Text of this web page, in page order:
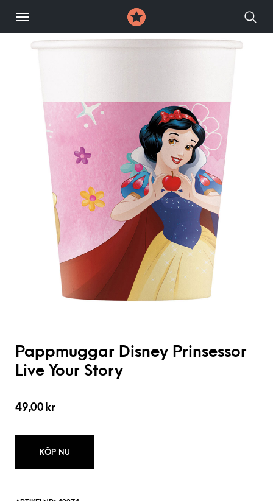
Pappmuggar Disney Prinsessor
Live Your Story
49,00 kr
KÖP NU